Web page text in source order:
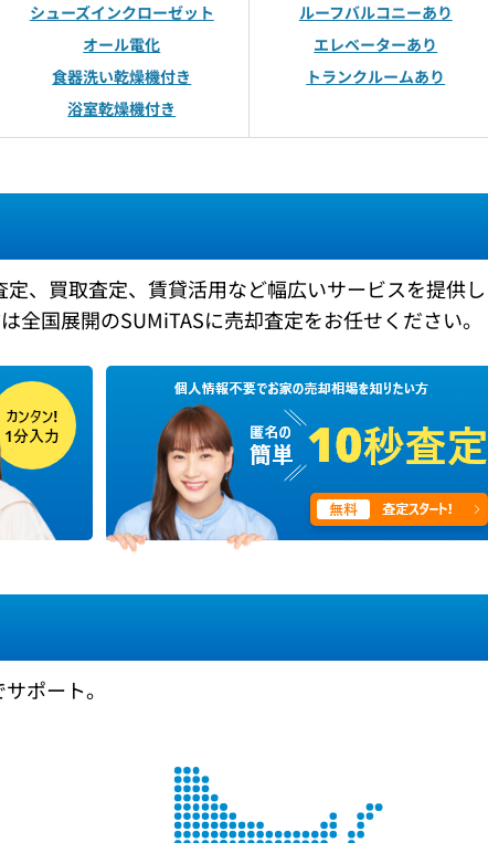
シューズインクローゼット
オール電化
食器洗い乾燥機付き
浴室乾燥機付き
ルーフバルコニーあり
エレベーターあり
トランクルームあり
、買取査定、賃貸活用など幅広いサービスを提供し
国展開のSUMiTASに売却査定をお任せください。
ポート。